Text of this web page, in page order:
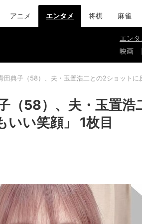
アニメ エンタメ 将棋 麻雀
エン
映画
田典子（58）、夫・玉置浩二との2ショットに
（58）、夫・玉置浩
い笑顔」 1枚目